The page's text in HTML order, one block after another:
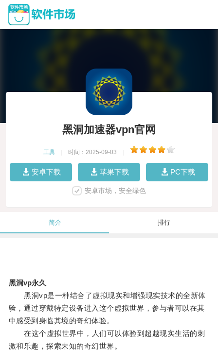
黑洞加速器vpn官网
工具 时间：2025-09-03
安卓下载 苹果下载 PC下载
安卓市场，安全绿色
简介 排行
黑洞vp永久
黑洞vp是一种结合了虚拟现实和增强现实技术的全新体
验，通过穿戴特定设备进入这个虚拟世界，参与者可以在其
中感受到身临其境的奇幻体验。
在这个虚拟世界中，人们可以体验到超越现实生活的刺
激和乐趣，探索未知的奇幻世界。